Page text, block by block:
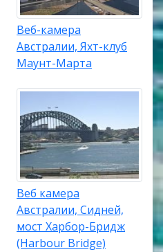
Веб-камера
Австралии, Яхт-клуб
Маунт-Марта
Веб камера
Австралии, Сидней,
мост Харбор-Бридж
(Harbour Bridge)